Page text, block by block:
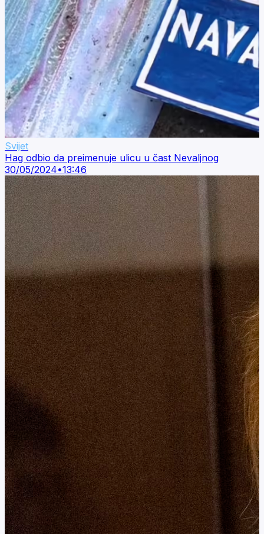
Svijet
Hag odbio da preimenuje ulicu u čast Nevaljnog
30/05/2024•13:46